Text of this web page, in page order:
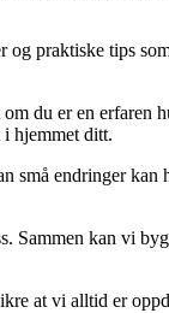
og praktiske tips
du er en erfaren
hjemmet ditt.
små endringer kan
Sammen kan vi
at vi alltid er